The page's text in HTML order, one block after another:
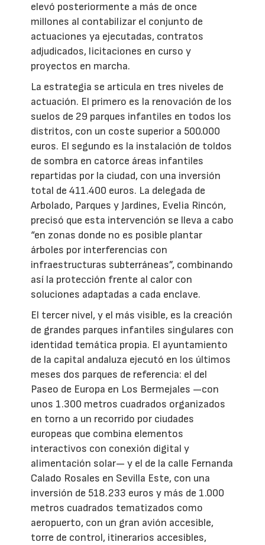
elevó posteriormente a más de once
millones al contabilizar el conjunto de
actuaciones ya ejecutadas, contratos
adjudicados, licitaciones en curso y
proyectos en marcha.
La estrategia se articula en tres niveles de
actuación. El primero es la renovación de los
suelos de 29 parques infantiles en todos los
distritos, con un coste superior a 500.000
euros. El segundo es la instalación de toldos
de sombra en catorce áreas infantiles
repartidas por la ciudad, con una inversión
total de 411.400 euros. La delegada de
Arbolado, Parques y Jardines, Evelia Rincón,
precisó que esta intervención se lleva a cabo
“en zonas donde no es posible plantar
árboles por interferencias con
infraestructuras subterráneas”, combinando
así la protección frente al calor con
soluciones adaptadas a cada enclave.
El tercer nivel, y el más visible, es la creación
de grandes parques infantiles singulares con
identidad temática propia. El ayuntamiento
de la capital andaluza ejecutó en los últimos
meses dos parques de referencia: el del
Paseo de Europa en Los Bermejales —con
unos 1.300 metros cuadrados organizados
en torno a un recorrido por ciudades
europeas que combina elementos
interactivos con conexión digital y
alimentación solar— y el de la calle Fernanda
Calado Rosales en Sevilla Este, con una
inversión de 518.233 euros y más de 1.000
metros cuadrados tematizados como
aeropuerto, con un gran avión accesible,
torre de control, itinerarios accesibles,